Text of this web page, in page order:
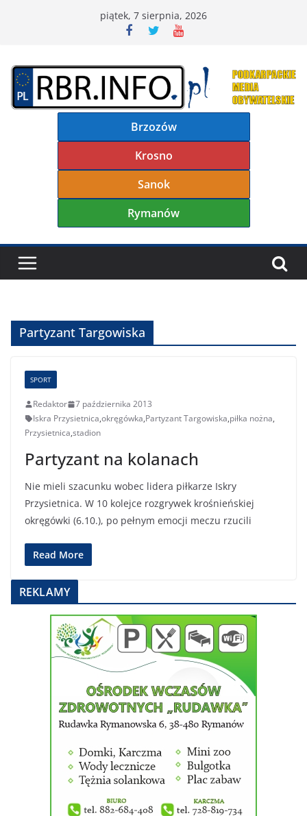
piątek, 7 sierpnia, 2026
Brzozów
Krosno
Sanok
Rymanów
Partyzant Targowiska
SPORT
Redaktor
7 października 2013
Iskra Przysietnica,okręgówka,Partyzant Targowiska,piłka nożna,
Przysietnica,stadion
Partyzant na kolanach
Nie mieli szacunku wobec lidera piłkarze Iskry
Przysietnica. W 10 kolejce rozgrywek krośnieńskiej
okręgówki (6.10.), po pełnym emocji meczu rzucili
Read More
REKLAMY